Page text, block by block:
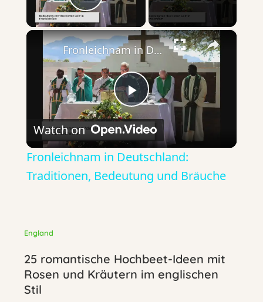
Play Video
×
P
l
a
i
Fronleichnam in Deutschland: Traditionen, Bedeutung und Bräuche
Watch on
Fronleichnam in Deutschland:
Traditionen, Bedeutung und Bräuche
England
25 romantische Hochbeet-Ideen mit
Rosen und Kräutern im englischen
Stil